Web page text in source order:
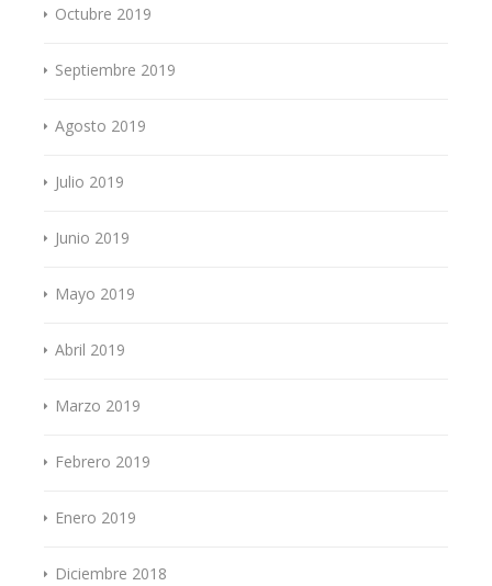
Octubre 2019
Septiembre 2019
Agosto 2019
Julio 2019
Junio 2019
Mayo 2019
Abril 2019
Marzo 2019
Febrero 2019
Enero 2019
Diciembre 2018